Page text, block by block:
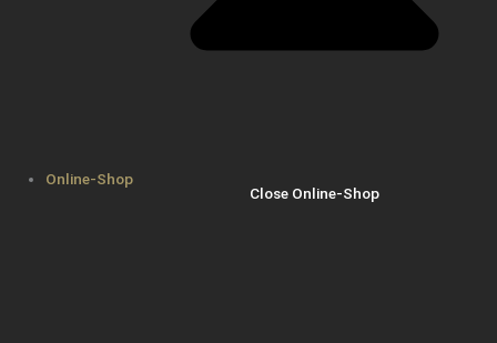
Online-Shop
Close Online-Shop